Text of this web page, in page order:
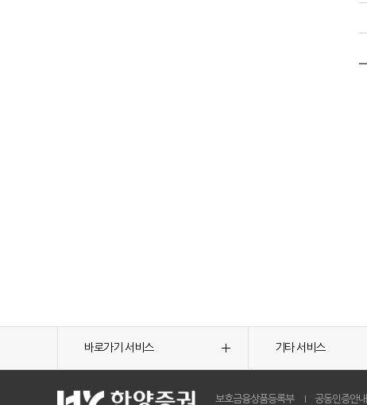
바로가기 서비스 기타 서비스
보호금융상품등록부 공동인증안내